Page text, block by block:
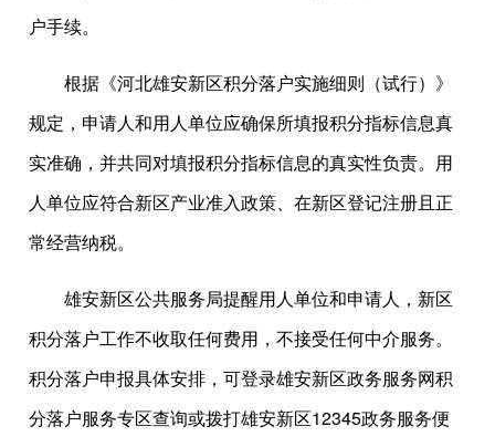
户手续。
根据《河北雄安新区积分落户实施细则（试行）》
规定，申请人和用人单位应确保所填报积分指标信息真
实准确，并共同对填报积分指标信息的真实性负责。用
人单位应符合新区产业准入政策、在新区登记注册且正
常经营纳税。
雄安新区公共服务局提醒用人单位和申请人，新区
积分落户工作不收取任何费用，不接受任何中介服务。
积分落户申报具体安排，可登录雄安新区政务服务网积
分落户服务专区查询或拨打雄安新区12345政务服务便